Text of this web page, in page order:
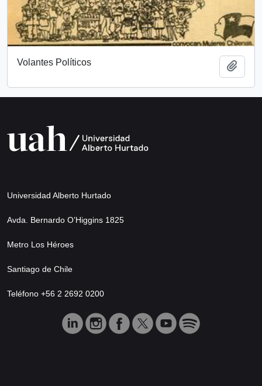
Volantes Políticos
Universidad Alberto Hurtado
Avda. Bernardo O’Higgins 1825
Metro Los Héroes
Santiago de Chile
Teléfono +56 2 2692 0200